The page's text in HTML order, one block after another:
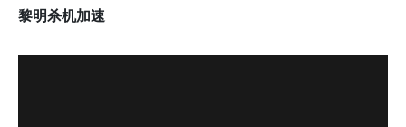
黎明杀机加速